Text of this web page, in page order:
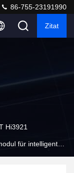
86-755-23191990
Zitat
Hi3921
für intelligente